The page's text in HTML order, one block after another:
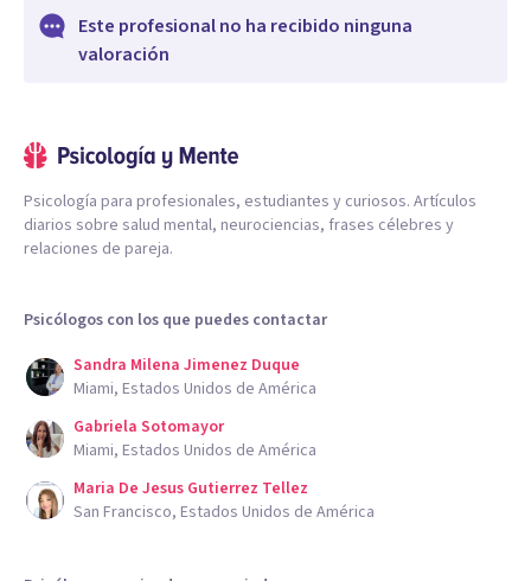
Este profesional no ha recibido ninguna
valoración
Psicología para profesionales, estudiantes y curiosos. Artículos
diarios sobre salud mental, neurociencias, frases célebres y
relaciones de pareja.
Psicólogos con los que puedes contactar
Sandra Milena Jimenez Duque
Miami, Estados Unidos de América
Gabriela Sotomayor
Miami, Estados Unidos de América
Maria De Jesus Gutierrez Tellez
San Francisco, Estados Unidos de América